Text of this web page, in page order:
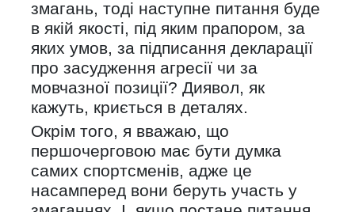
змагань, тоді наступне питання буде
в якій якості, під яким прапором, за
яких умов, за підписання декларації
про засудження агресії чи за
мовчазної позиції? Диявол, як
кажуть, криється в деталях.
Окрім того, я вважаю, що
першочерговою має бути думка
самих спортсменів, адже це
насамперед вони беруть участь у